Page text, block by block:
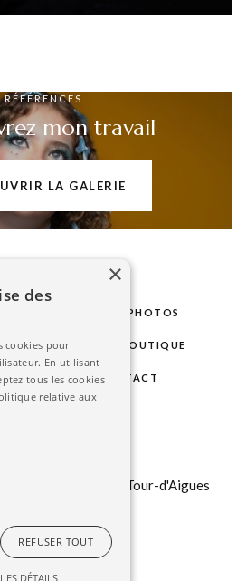
RÉFÉRENCES
mon travail
LA GALERIE
SÉANCES PHOTOS
GALERIE BOUTIQUE
CLIENT CONTACT
du Revol, 84240 La Tour-d'Aigues
×
des
cookies pour
En utilisant
tous les cookies
relative aux
REFUSER TOUT
DÉTAILS